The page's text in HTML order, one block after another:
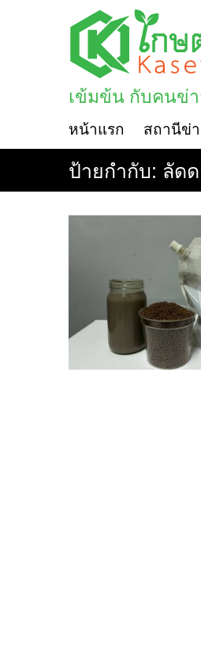
เข้มข้น กับคนข่า
หน้าแรก สถานีข่
ป้ายกำกับ: ลัด